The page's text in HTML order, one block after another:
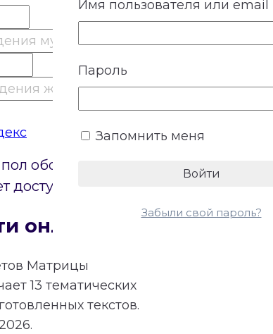
обоих партнеров. Онлайн-
доступ к бесплатному расчету
онлайн
Матрицы
13 тематических
текстов.
Имя пользователя или email
Пароль
Запомнить меня
Забыли свой пароль?